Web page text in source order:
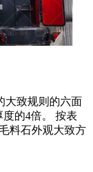
大致规则的六面
的4倍。 按表
料石外观大致方